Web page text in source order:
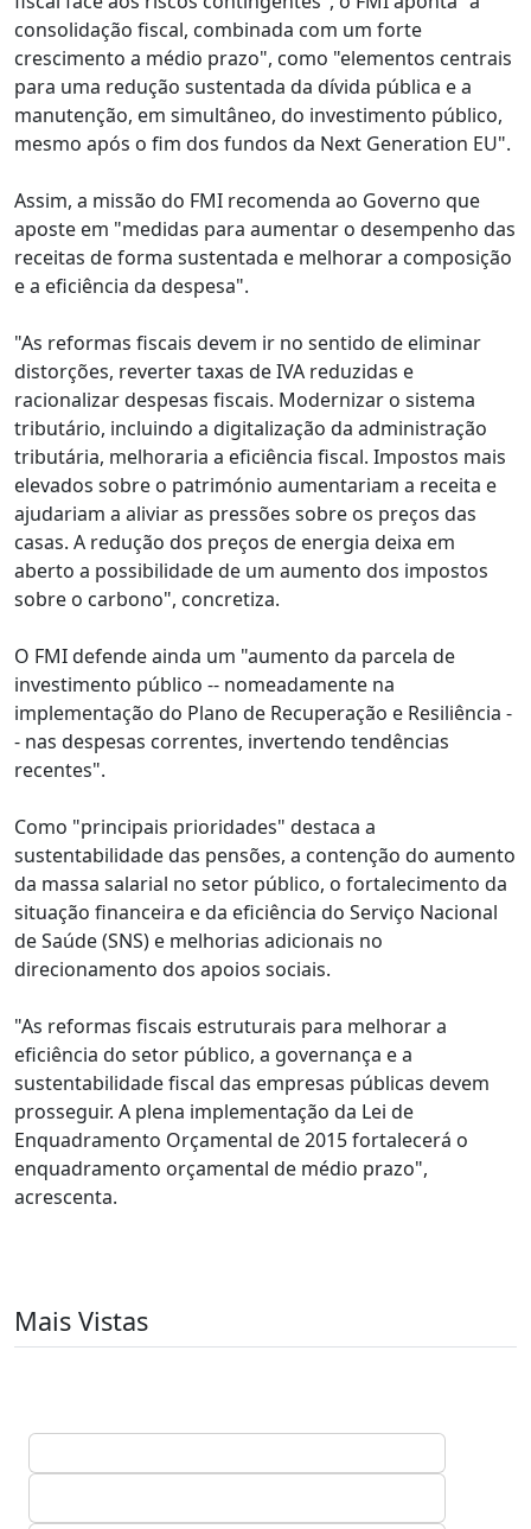
consolidação fiscal, combinada com um forte
crescimento a médio prazo", como "elementos centrais
para uma redução sustentada da dívida pública e a
manutenção, em simultâneo, do investimento público,
mesmo após o fim dos fundos da Next Generation EU".
Assim, a missão do FMI recomenda ao Governo que
aposte em "medidas para aumentar o desempenho das
receitas de forma sustentada e melhorar a composição
e a eficiência da despesa".
"As reformas fiscais devem ir no sentido de eliminar
distorções, reverter taxas de IVA reduzidas e
racionalizar despesas fiscais. Modernizar o sistema
tributário, incluindo a digitalização da administração
tributária, melhoraria a eficiência fiscal. Impostos mais
elevados sobre o património aumentariam a receita e
ajudariam a aliviar as pressões sobre os preços das
casas. A redução dos preços de energia deixa em
aberto a possibilidade de um aumento dos impostos
sobre o carbono", concretiza.
O FMI defende ainda um "aumento da parcela de
investimento público -- nomeadamente na
implementação do Plano de Recuperação e Resiliência -
- nas despesas correntes, invertendo tendências
recentes".
Como "principais prioridades" destaca a
sustentabilidade das pensões, a contenção do aumento
da massa salarial no setor público, o fortalecimento da
situação financeira e da eficiência do Serviço Nacional
de Saúde (SNS) e melhorias adicionais no
direcionamento dos apoios sociais.
"As reformas fiscais estruturais para melhorar a
eficiência do setor público, a governança e a
sustentabilidade fiscal das empresas públicas devem
prosseguir. A plena implementação da Lei de
Enquadramento Orçamental de 2015 fortalecerá o
enquadramento orçamental de médio prazo",
acrescenta.
Mais Vistas